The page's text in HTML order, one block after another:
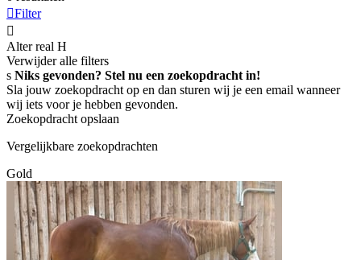
Filter

Alter real H
Verwijder alle filters
s Niks gevonden? Stel nu een zoekopdracht in!
Sla jouw zoekopdracht op en dan sturen wij je een email wanneer
wij iets voor je hebben gevonden.
Zoekopdracht opslaan
Vergelijkbare zoekopdrachten
Gold